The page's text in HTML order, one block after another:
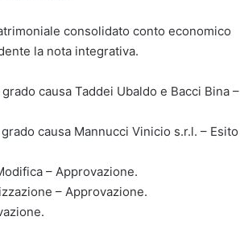
consolidato conto economico
la nota integrativa.
causa Taddei Ubaldo e Bacci Bina –
causa Mannucci Vinicio s.r.l. – Esito
– Approvazione.
– Approvazione.